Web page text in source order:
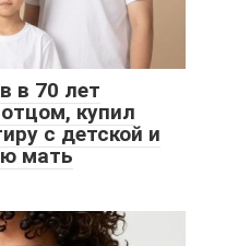
в 70 лет
купил
с детской и
мать